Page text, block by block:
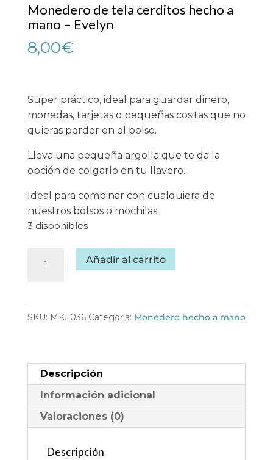
Monedero de tela cerditos hecho a
mano – Evelyn
8,00€
Super práctico, ideal para guardar dinero,
monedas, tarjetas o pequeñas cositas que no
quieras perder en el bolso.
Lleva una pequeña argolla que te da la
opción de colgarlo en tu llavero.
Ideal para combinar con cualquiera de
nuestros bolsos o mochilas.
3 disponibles
hecho
-
Evelyn
cantidad
Añadir al carrito
SKU: MKL036 Categoría: Monedero hecho a mano
Descripción
Información adicional
Valoraciones (0)
Descripción